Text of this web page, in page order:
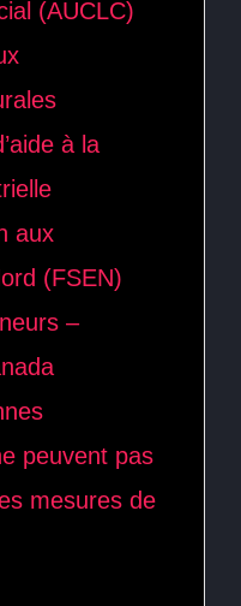
(AUCLC)
à la
aux
(FSEN)
–
peuvent pas
mesures de